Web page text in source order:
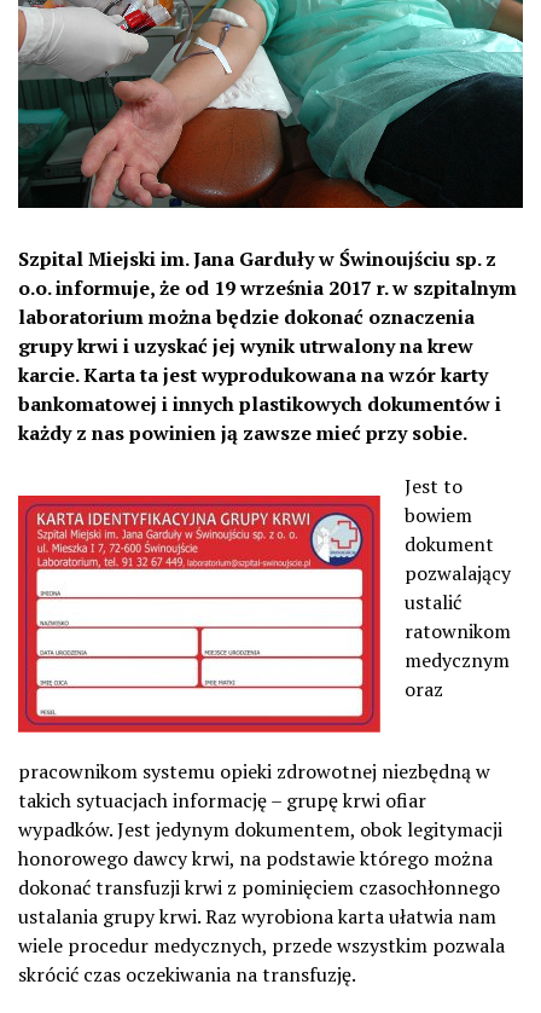
Szpital Miejski im. Jana Garduły w Świnoujściu sp. z
o.o. informuje, że od 19 września 2017 r. w szpitalnym
laboratorium można będzie dokonać oznaczenia
grupy krwi i uzyskać jej wynik utrwalony na krew
karcie. Karta ta jest wyprodukowana na wzór karty
bankomatowej i innych plastikowych dokumentów i
każdy z nas powinien ją zawsze mieć przy sobie.
Jest to
bowiem
dokument
pozwalający
ustalić
ratownikom
medycznym
oraz
pracownikom systemu opieki zdrowotnej niezbędną w
takich sytuacjach informację – grupę krwi ofiar
wypadków. Jest jedynym dokumentem, obok legitymacji
honorowego dawcy krwi, na podstawie którego można
dokonać transfuzji krwi z pominięciem czasochłonnego
ustalania grupy krwi. Raz wyrobiona karta ułatwia nam
wiele procedur medycznych, przede wszystkim pozwala
skrócić czas oczekiwania na transfuzję.